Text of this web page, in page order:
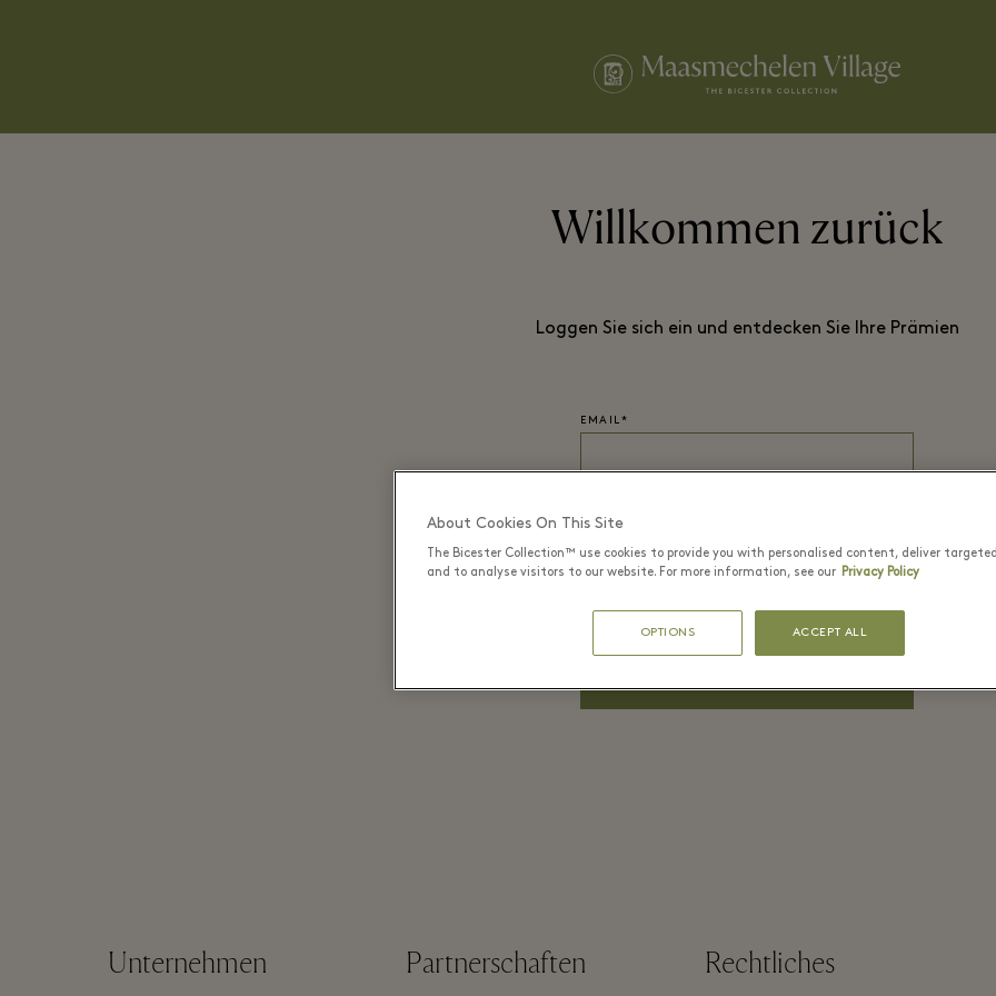
Willkommen zurück
Loggen Sie sich ein und entdecken Sie Ihre Prämien
EMAIL*
PASSWORT*
bleiben
Passwort vergessen?
Unternehmen Partnerschaften Rechtliches
About Cookies On This Site
The Bicester Collection™ use cookies to provide you with personalised content, deliver
and to analyse visitors to our website. For more information, see our Privacy Policy
OPTIONS ACCEPT ALL